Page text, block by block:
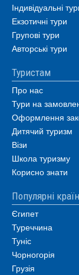
Індивідуальні
Екзотичні тури
Групові тури
Авторські тури
Туристам
Про нас
Тури на
Оформлення
Дитячий туризм
Візи
Школа туризму
Корисно знати
Популярні
Єгипет
Туреччина
Туніс
Чорногорія
Грузія